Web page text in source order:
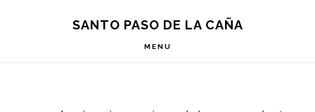
SANTO PASO DE LA CAÑA
MENU